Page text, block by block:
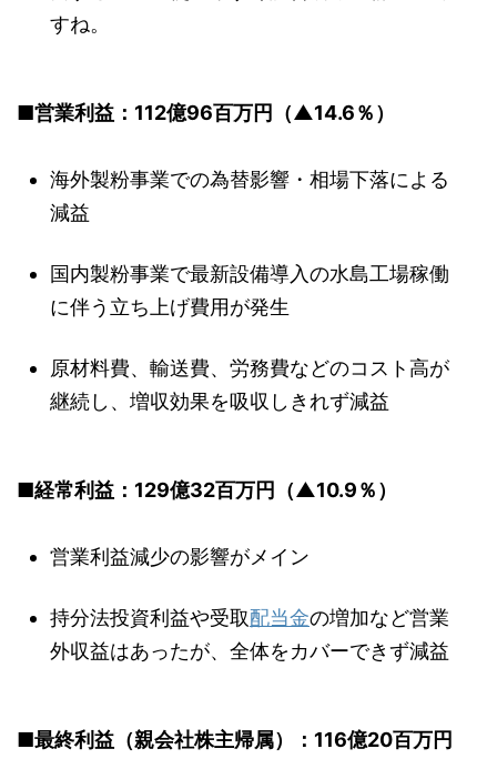
すね。
■営業利益：112億96百万円（▲14.6％）
海外製粉事業での為替影響・相場下落による
減益
国内製粉事業で最新設備導入の水島工場稼働
に伴う立ち上げ費用が発生
原材料費、輸送費、労務費などのコスト高が
継続し、増収効果を吸収しきれず減益
■経常利益：129億32百万円（▲10.9％）
営業利益減少の影響がメイン
持分法投資利益や受取配当金の増加など営業
外収益はあったが、全体をカバーできず減益
■最終利益（親会社株主帰属）：116億20百万円